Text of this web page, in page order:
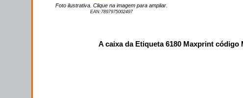
Foto ilustrativa. Clique na imagem para ampliar.
EAN: 7897975002497
A caixa da Etiqueta 6180 Maxprint código